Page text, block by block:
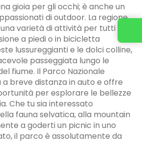
gioia per gli occhi; è anche un
di outdoor. La regione
varietà di attività per tutti i
a piedi o in bicicletta
lussureggianti e le dolci colline,
passeggiata lungo le
fiume. Il Parco Nazionale
a breve distanza in auto e offre
per esplorare le bellezze
Che tu sia interessato
fauna selvatica, alla mountain
a goderti un picnic in uno
il parco è assolutamente da